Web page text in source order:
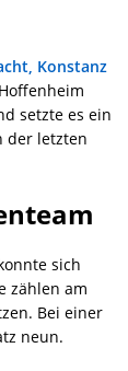
Konstanz
setzte es ein
der letzten
sich
zählen am
Bei einer
neun.